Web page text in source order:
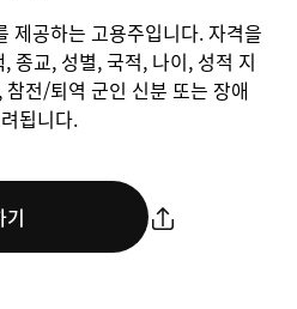
제공하는 고용주입니다. 자격을
종교, 성별, 국적, 나이, 성적 지
전/퇴역 군인 신분 또는 장애
됩니다.
기